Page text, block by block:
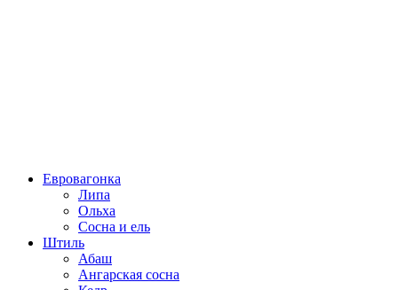
Евровагонка
Липа
Ольха
Сосна и ель
Штиль
Абаш
Ангарская сосна